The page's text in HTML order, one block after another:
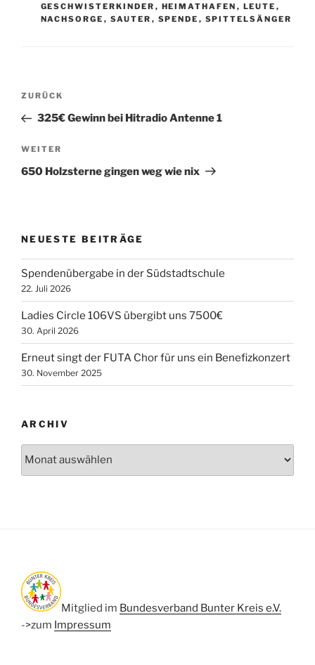
GESCHWISTERKINDER , HEIMATHAFEN , LEUTE ,
NACHSORGE , SAUTER , SPENDE , SPITTELSÄNGER
Beitragsnavigation
Vorheriger
Beitrag
ZURÜCK
325€ Gewinn bei Hitradio Antenne 1
Nächster
Beitrag
WEITER
650 Holzsterne gingen weg wie nix
NEUESTE BEITRÄGE
Spendenübergabe in der Südstadtschule
22. Juli 2026
Ladies Circle 106VS übergibt uns 7500€
30. April 2026
Erneut singt der FUTA Chor für uns ein Benefizkonzert
30. November 2025
ARCHIV
Mitglied im Bundesverband Bunter Kreis e.V.
->zum Impressum